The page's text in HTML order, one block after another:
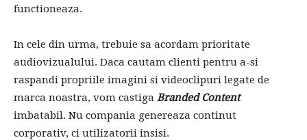
functioneaza.
In cele din urma, trebuie sa acordam prioritate
audiovizualului. Daca cautam clienti pentru a-si
raspandi propriile imagini si videoclipuri legate de
marca noastra, vom castiga Branded Content
imbatabil. Nu compania genereaza continut
corporativ, ci utilizatorii insisi.